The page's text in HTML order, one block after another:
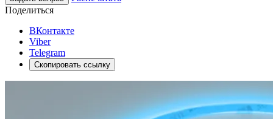
Поделиться
ВКонтакте
Viber
Telegram
Скопировать ссылку